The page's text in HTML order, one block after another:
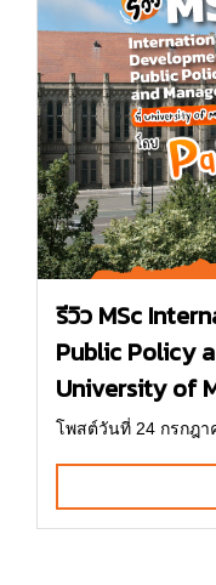
รีวิว MSc
Public Policy
University of
โพสต์วันที่ 24 กรกฎา